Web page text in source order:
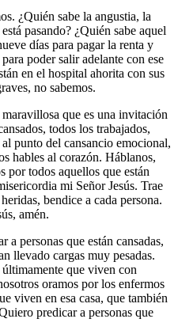
¿Quién sabe la angustia, la
pasando? ¿Quién sabe aquel
días para pagar la renta y
poder salir adelante con ese
en el hospital ahorita con sus
no sabemos.
que es una invitación
todos los trabajados,
punto del cansancio emocional,
hables al corazón. Háblanos,
por todos aquellos que están
mi Señor Jesús. Trae
bendice a cada persona.
amén.
personas que están cansadas,
llevado cargas muy pesadas.
que viven con
oramos por los enfermos
viven en esa casa, que también
predicar a personas que